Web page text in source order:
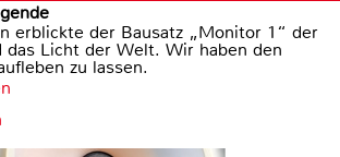
erblickte der Bausatz „Monitor 1“ der
das Licht der Welt. Wir haben den
zu lassen.